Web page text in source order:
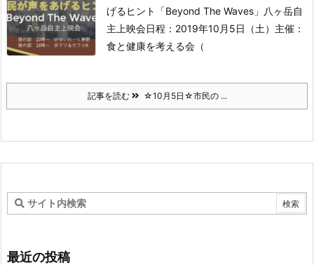
げるヒント「Beyond The Waves」八ヶ岳自
主上映会日程：2019年10月5日（土） 主催：
食と健康を考える会（
記事を読む ☆10月5日☆市民の ...
最近の投稿